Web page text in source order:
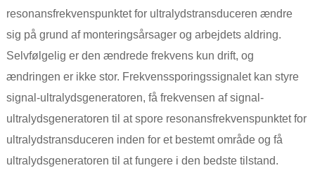
resonansfrekvenspunktet for ultralydstransduceren ændre
sig på grund af monteringsårsager og arbejdets aldring.
Selvfølgelig er den ændrede frekvens kun drift, og
ændringen er ikke stor. Frekvenssporingssignalet kan styre
signal-ultralydsgeneratoren, få frekvensen af ​​signal-
ultralydsgeneratoren til at spore resonansfrekvenspunktet for
ultralydstransduceren inden for et bestemt område og få
ultralydsgeneratoren til at fungere i den bedste tilstand.